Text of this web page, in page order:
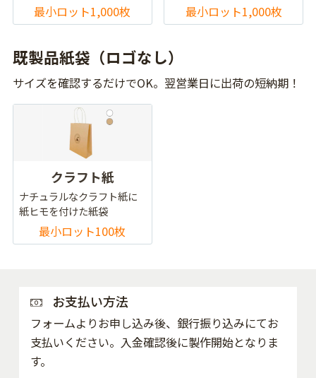
最小ロット1,000枚 最小ロット1,000枚
既製品紙袋（ロゴなし）
サイズを確認するだけでOK。翌営業日に出荷の短納期！
クラフト紙
ナチュラルなクラフト紙に
紙ヒモを付けた紙袋
最小ロット100枚
お支払い方法
フォームよりお申し込み後、銀行振り込みにてお
支払いください。入金確認後に製作開始となりま
す。